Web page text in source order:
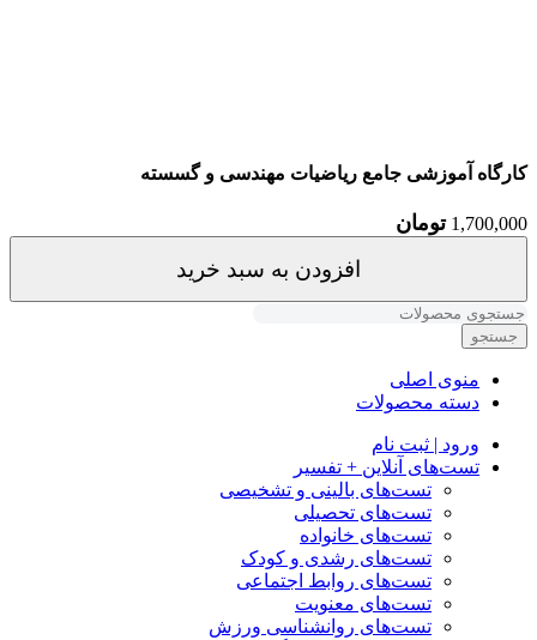
کارگاه آموزشی جامع ریاضیات مهندسی و گسسته
1,700,000 تومان
افزودن به سبد خرید
جستجو
منوی اصلی
دسته محصولات
ورود | ثبت نام
تست‌های آنلاین + تفسیر
تست‌های بالینی و تشخیصی
تست‌های تحصیلی
تست‌های خانواده
تست‌های رشدی و کودک
تست‌های روابط اجتماعی
تست‌های معنویت
تست‌های روانشناسی ورزش